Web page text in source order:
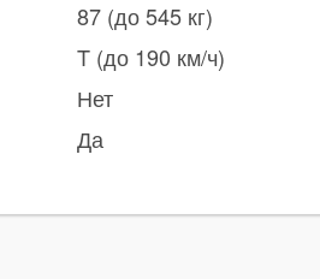
87 (до 545 кг)
T (до 190 км/ч)
Нет
Да